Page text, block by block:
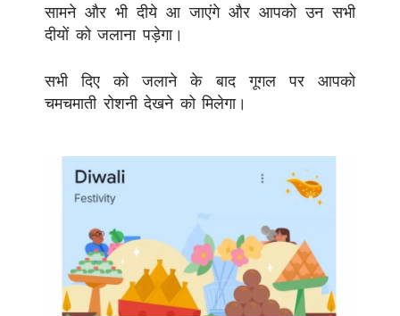
सामने और भी दीये आ जाएंगे और आपको उन सभी
दीयों को जलाना पड़ेगा।
सभी दिए को जलाने के बाद गूगल पर आपको
चमचमाती रोशनी देखने को मिलेगा।